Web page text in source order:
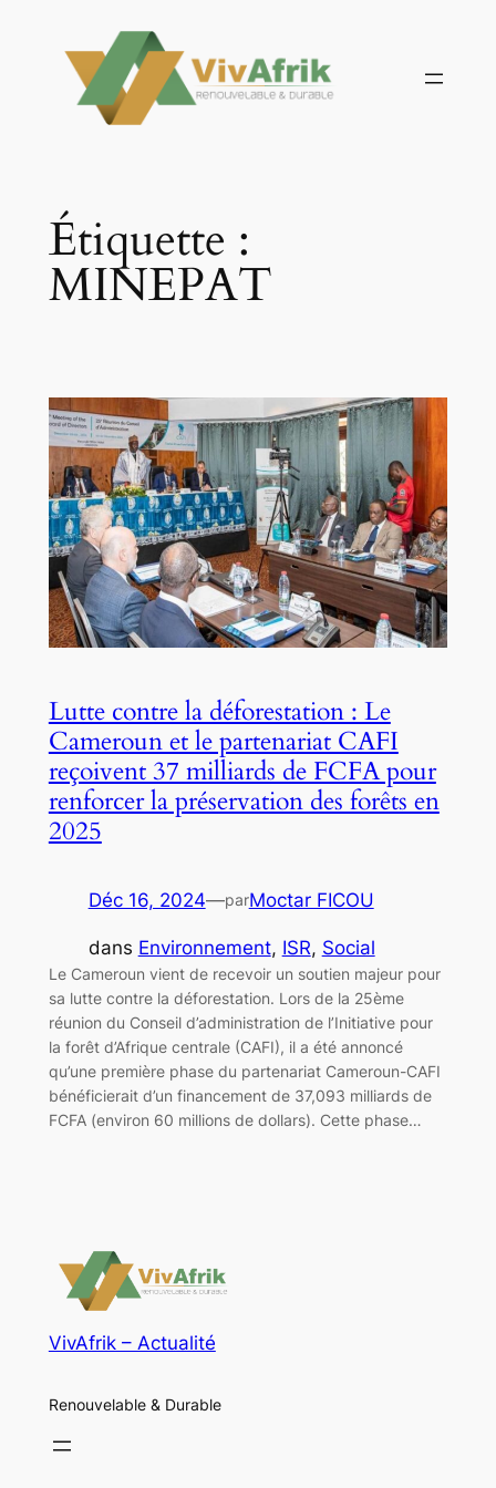
contenu
Étiquette :
MINEPAT
Lutte contre la déforestation : Le
Cameroun et le partenariat CAFI
reçoivent 37 milliards de FCFA pour
renforcer la préservation des forêts en
2025
Déc 16, 2024—parMoctar FICOU
dans Environnement, ISR, Social
Le Cameroun vient de recevoir un soutien majeur pour
sa lutte contre la déforestation. Lors de la 25ème
réunion du Conseil d’administration de l’Initiative pour
la forêt d’Afrique centrale (CAFI), il a été annoncé
qu’une première phase du partenariat Cameroun-CAFI
bénéficierait d’un financement de 37,093 milliards de
FCFA (environ 60 millions de dollars). Cette phase…
VivAfrik – Actualité
Renouvelable & Durable